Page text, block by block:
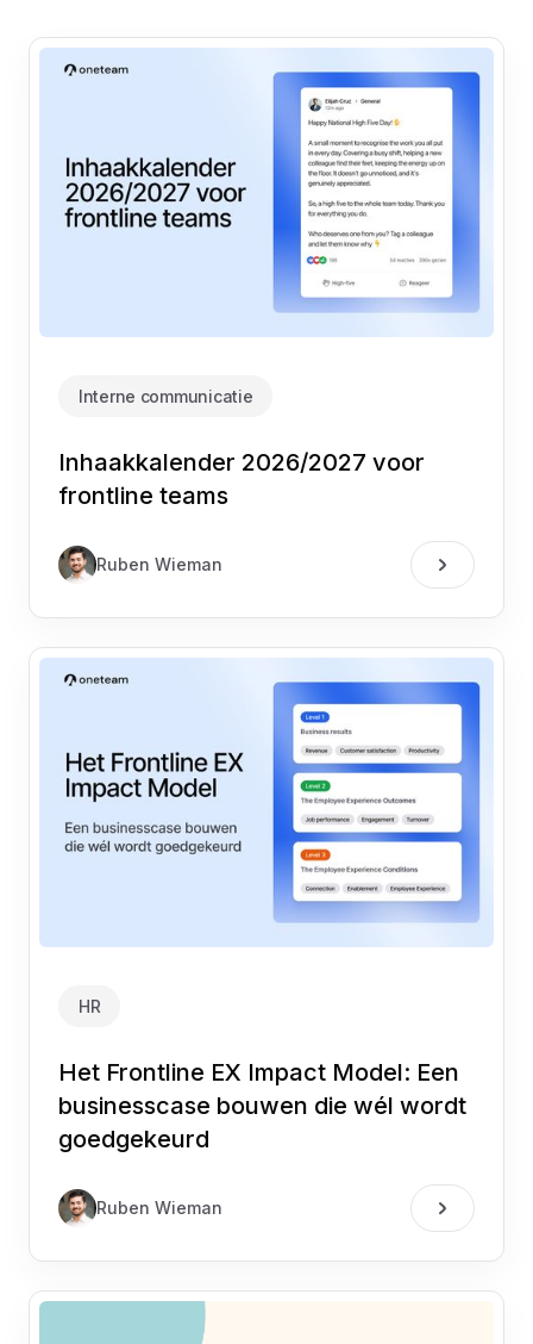
Interne communicatie
Inhaakkalender 2026/2027 voor
frontline teams
Ruben Wieman
HR
Het Frontline EX Impact Model: Een
businesscase bouwen die wél wordt
goedgekeurd
Ruben Wieman